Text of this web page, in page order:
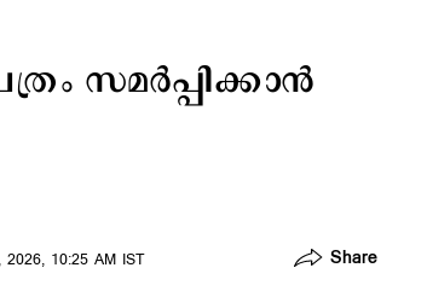
സമര്‍പ്പിക്കാന്‍
10:25 AM IST Share